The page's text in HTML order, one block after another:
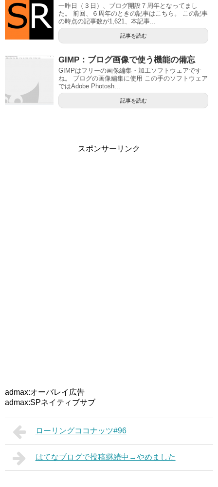
一昨日（３日）、ブログ開設７周年となってまし
た。 前回、６周年のときの記事はこちら。 この記事
の時点の記事数が1,621、本記事...
記事を読む
GIMP：ブログ画像で使う機能の備忘
GIMPはフリーの画像編集・加工ソフトウェアです
ね。 ブログの画像編集に使用 この手のソフトウェア
ではAdobe Photosh...
記事を読む
スポンサーリンク
admax:オーバレイ広告
admax:SPネイティブサブ
ローリングココナッツ#96
はてなブログで投稿継続中→やめました